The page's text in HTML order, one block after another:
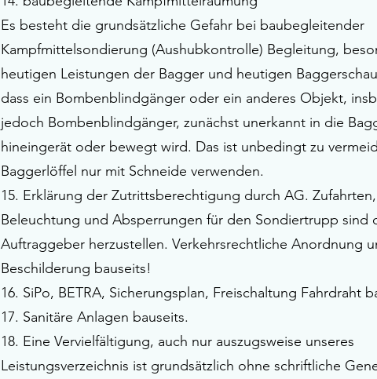
Es besteht die grundsätzliche Gefahr bei baubegleitender
Kampfmittelsondierung (Aushubkontrolle) Begleitung,
heutigen Leistungen der Bagger und heutigen
dass ein Bombenblindgänger oder ein anderes Objekt,
jedoch Bombenblindgänger, zunächst unerkannt in die
hineingerät oder bewegt wird. Das ist unbedingt zu
Baggerlöffel nur mit Schneide verwenden.
15. Erklärung der Zutrittsberechtigung durch AG.
Beleuchtung und Absperrungen für den Sondiertrupp sind
Auftraggeber herzustellen. Verkehrsrechtliche Anordnung
Beschilderung bauseits!
16. SiPo, BETRA, Sicherungsplan, Freischaltung Fahrdraht
17. Sanitäre Anlagen bauseits.
18. Eine Vervielfältigung, auch nur auszugsweise unseres
Leistungsverzeichnis ist grundsätzlich ohne schriftliche